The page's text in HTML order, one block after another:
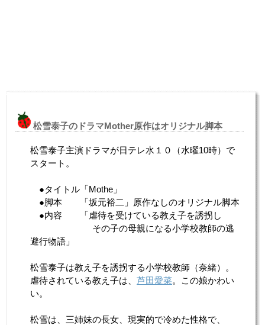
松雪泰子のドラマMother原作はオリジナル脚本
松雪泰子主演ドラマが日テレ水１０（水曜10時）で
スタート。
●タイトル「Mothe」
●脚本 「坂元裕二」原作なしのオリジナル脚本
●内容 「虐待を受けている教え子を誘拐し
その子の母親になる小学校教師の逃
避行物語」
松雪泰子は教え子を誘拐する小学校教師（奈緒）。
虐待されている教え子は、 芦田愛菜。この娘かわい
い。
松雪は、三姉妹の長女、現実的で冷めた性格で、